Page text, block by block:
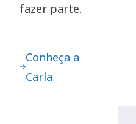
fazer parte.
Conheça a
Carla